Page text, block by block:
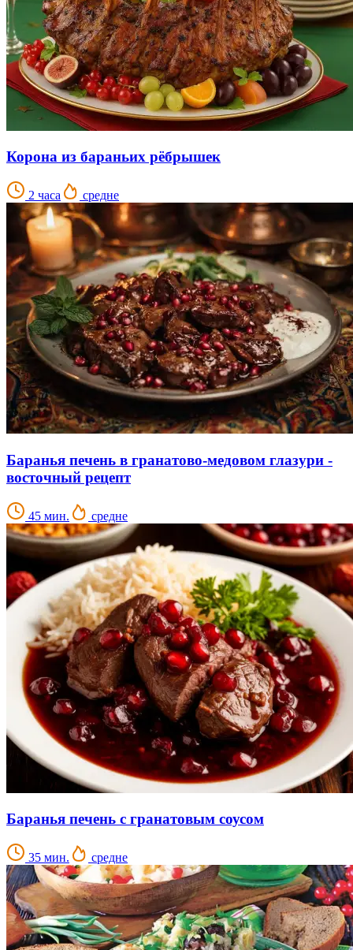
Корона из бараньих рёбрышек
2 часа средне
Баранья печень в гранатово-медовом глазури -
восточный рецепт
45 мин. средне
Баранья печень с гранатовым соусом
35 мин. средне